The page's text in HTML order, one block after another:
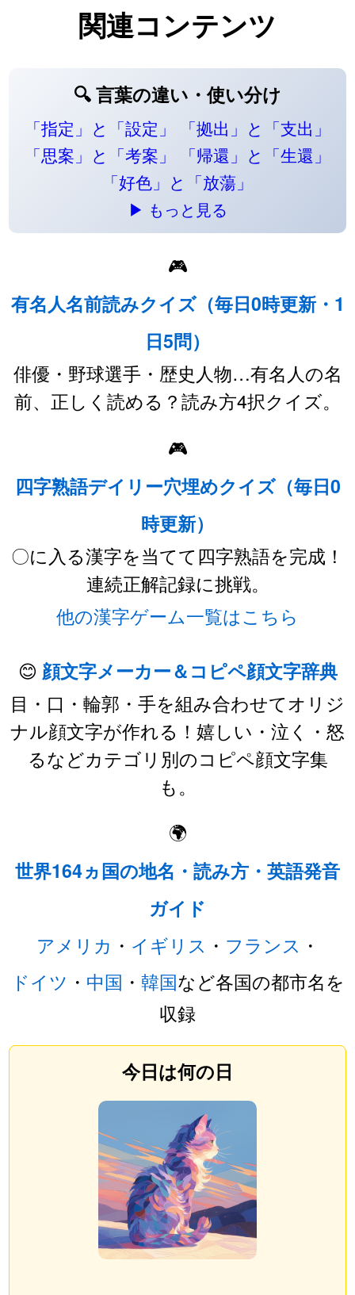
関連コンテンツ
🔍 言葉の違い・使い分け
「指定」と「設定」
「拠出」と「支出」
「思案」と「考案」
「帰還」と「生還」
「好色」と「放蕩」
▶ もっと見る
🎮
有名人名前読みクイズ（毎日0時更新・1
日5問）
俳優・野球選手・歴史人物…有名人の名
前、正しく読める？読み方4択クイズ。
🎮
四字熟語デイリー穴埋めクイズ（毎日0
時更新）
〇に入る漢字を当てて四字熟語を完成！
連続正解記録に挑戦。
他の漢字ゲーム一覧はこちら
😊 顔文字メーカー＆コピペ顔文字辞典
目・口・輪郭・手を組み合わせてオリジ
ナル顔文字が作れる！嬉しい・泣く・怒
るなどカテゴリ別のコピペ顔文字集
も。
🌍
世界164ヵ国の地名・読み方・英語発音
ガイド
アメリカ ・ イギリス ・ フランス ・
ドイツ ・ 中国 ・ 韓国など各国の都市名を
収録
今日は何の日